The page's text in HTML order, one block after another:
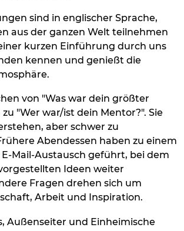
sind in englischer Sprache,
aus der ganzen Welt teilnehmen
kurzen Einführung durch uns
kennen und genießt die
von "Was war dein größter
zu "Wer war/ist dein Mentor?". Sie
aber schwer zu
Abendessen haben zu einem
Mail-Austausch geführt, bei dem
Ideen weiter
Fragen drehen sich um
Arbeit und Inspiration.
Außenseiter und Einheimische